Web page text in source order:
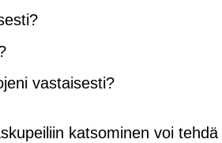
vastaisesti?
katsominen voi